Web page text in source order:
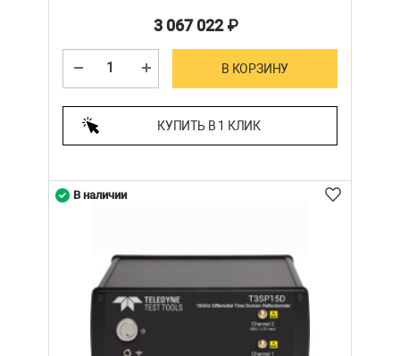
3 067 022₽
В КОРЗИНУ
КУПИТЬ В 1 КЛИК
В наличии